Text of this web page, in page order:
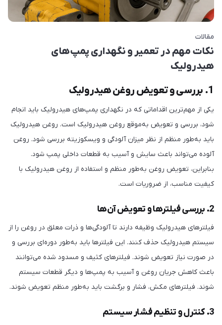
مقالات
نکات مهم در تعمیر و نگهداری پمپ‌های
هیدرولیک
1. بررسی و تعویض روغن هیدرولیک
یکی از مهم‌ترین اقداماتی که در نگهداری پمپ‌های هیدرولیک باید انجام
شود، بررسی و تعویض به‌موقع روغن هیدرولیک است. روغن هیدرولیک
باید به‌طور منظم از نظر میزان آلودگی و ویسکوزیته بررسی شود. روغن
آلوده می‌تواند باعث سایش و آسیب به قطعات داخلی پمپ شود.
بنابراین، تعویض روغن به‌طور منظم و استفاده از روغن هیدرولیک با
کیفیت مناسب، از ضروریات است.
2. بررسی فیلترها و تعویض آن‌ها
فیلترهای هیدرولیک وظیفه دارند تا آلودگی‌ها و ذرات معلق در روغن را از
سیستم هیدرولیک حذف کنند. این فیلترها باید به‌طور دوره‌ای بررسی و
در صورت نیاز تعویض شوند. فیلترهای کثیف و مسدود شده می‌توانند
باعث کاهش جریان روغن و آسیب به پمپ‌ها و دیگر قطعات سیستم
شوند. فیلترهای مکش، فشار و برگشت باید به‌طور منظم تعویض شوند.
3. کنترل و تنظیم فشار سیستم